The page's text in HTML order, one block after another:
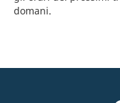
domani.